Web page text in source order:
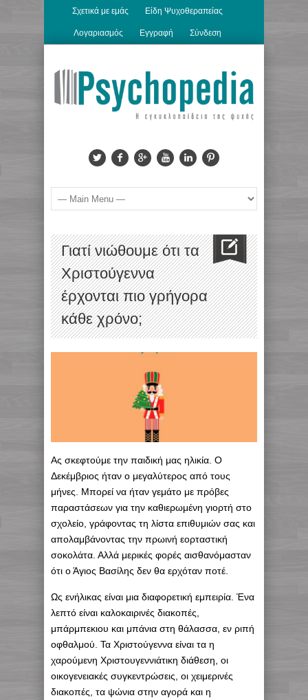
Σχετικά με εμάς Είδη Ψυχοθεραπείας
Λογαριασμός Εγγραφή Σύνδεση
Γιατί νιώθουμε ότι τα
Χριστούγεννα
έρχονται πιο γρήγορα
κάθε χρόνο;
Ας σκεφτούμε την παιδική μας ηλικία. Ο
Δεκέμβριος ήταν ο μεγαλύτερος από τους
μήνες. Μπορεί να ήταν γεμάτο με πρόβες
παραστάσεων για την καθιερωμένη γιορτή στο
σχολείο, γράφοντας τη λίστα επιθυμιών σας και
απολαμβάνοντας την πρωινή εορταστική
σοκολάτα. Αλλά μερικές φορές αισθανόμασταν
ότι ο Άγιος Βασίλης δεν θα ερχόταν ποτέ.
Ως ενήλικας είναι μια διαφορετική εμπειρία. Ένα
λεπτό είναι καλοκαιρινές διακοπές,
μπάρμπεκιου και μπάνια στη θάλασσα, εν ριπή
οφθαλμού. Τα Χριστούγεννα είναι τα η
χαρούμενη Χριστουγεννιάτικη διάθεση, οι
οικογενειακές συγκεντρώσεις, οι χειμερινές
διακοπές, τα ψώνια στην αγορά και η